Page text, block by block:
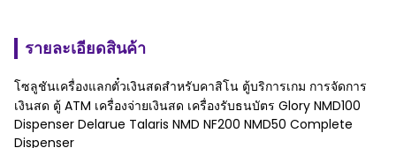
รายละเอียดสินค้า
โซลูชันเครื่องแลกตั๋วเงินสดสำหรับคาสิโน ตู้บริการเกม การจัดการ
เงินสด ตู้ ATM เครื่องจ่ายเงินสด เครื่องรับธนบัตร Glory NMD100
Dispenser Delarue Talaris NMD NF200 NMD50 Complete
Dispenser